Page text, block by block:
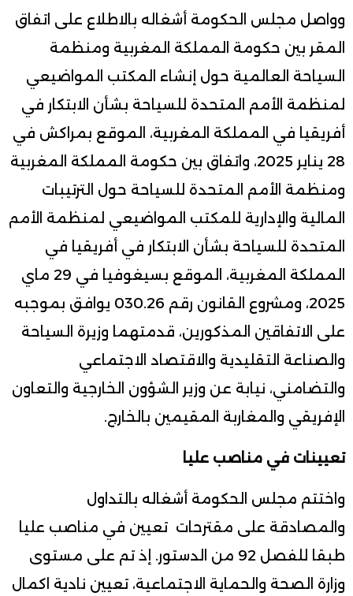
وواصل مجلس الحكومة أشغاله بالاطلاع على اتفاق
المقر بين حكومة المملكة المغربية ومنظمة
السياحة العالمية حول إنشاء المكتب المواضيعي
لمنظمة الأمم المتحدة للسياحة بشأن الابتكار في
أفريقيا في المملكة المغربية، الموقع بمراكش في
28 يناير 2025، واتفاق بين حكومة المملكة المغربية
ومنظمة الأمم المتحدة للسياحة حول الترتيبات
المالية والإدارية للمكتب المواضيعي لمنظمة الأمم
المتحدة للسياحة بشأن الابتكار في أفريقيا في
المملكة المغربية، الموقع بسيغوفيا في 29 ماي
2025، ومشروع القانون رقم 030.26 يوافق بموجبه
على الاتفاقين المذكورين، قدمتهما وزيرة السياحة
والصناعة التقليدية والاقتصاد الاجتماعي
والتضامني، نيابة عن وزير الشؤون الخارجية والتعاون
الإفريقي والمغاربة المقيمين بالخارج.
تعيينات في مناصب عليا
واختتم مجلس الحكومة أشغاله بالتداول
والمصادقة على مقترحات تعيين في مناصب عليا
طبقا للفصل 92 من الدستور. إذ تم على مستوى
وزارة الصحة والحماية الاجتماعية، تعيين نادية اكمال